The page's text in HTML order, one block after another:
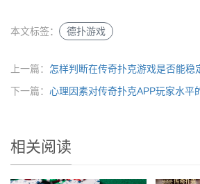
本文标签： 德扑游戏
上一篇： 怎样判断在传奇扑克游戏是否能稳
下一篇： 心理因素对传奇扑克APP玩家水平
相关阅读